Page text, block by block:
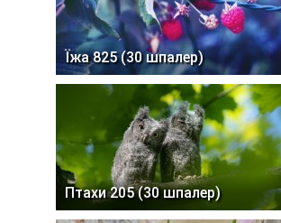
Їжа 825 (30 шпалер)
Птахи 205 (30 шпалер)